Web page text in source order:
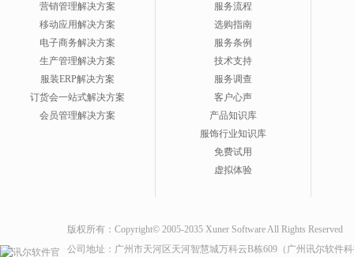
营销管理解决方案
移动应用解决方案
电子商务解决方案
生产管理解决方案
服装ERP解决方案
订货会一站式解决方案
会员管理解决方案
服务流程
选购指南
服务条例
技术支持
服务调查
客户心声
产品知识库
服饰行业知识库
免费试用
虚拟体验
版权所有：Copyright© 2005-2035 Xuner Software All Rights Reserved
公司地址：广州市天河区天河智慧城万科云B栋609（广州讯尔软件